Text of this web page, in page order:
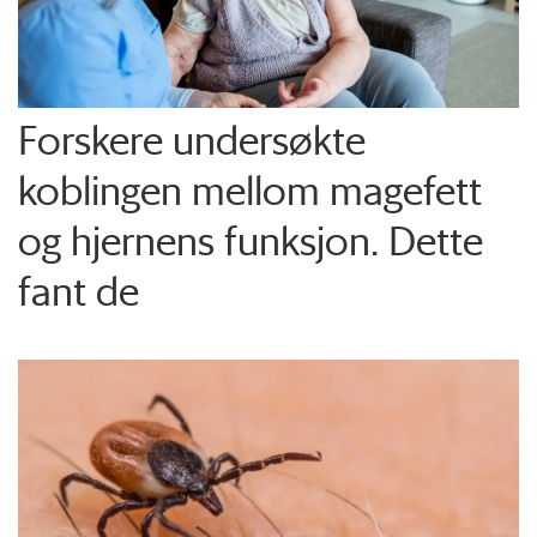
Forskere undersøkte
koblingen mellom magefett
og hjernens funksjon. Dette
fant de